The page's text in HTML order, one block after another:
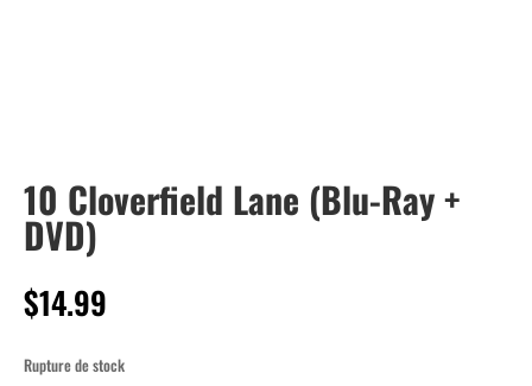
10 Cloverfield Lane (Blu-Ray +
DVD)
$14.99
Rupture de stock